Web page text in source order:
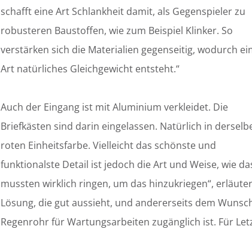
schafft eine Art Schlankheit damit, als Gegenspieler zu
robusteren Baustoffen, wie zum Beispiel Klinker. So
verstärken sich die Materialien gegenseitig, wodurch
Art natürliches Gleichgewicht entsteht.“
Auch der Eingang ist mit Aluminium verkleidet. Die
Briefkästen sind darin eingelassen. Natürlich in
roten Einheitsfarbe. Vielleicht das schönste und
funktionalste Detail ist jedoch die Art und Weise, wie
mussten wirklich ringen, um das hinzukriegen“,
Lösung, die gut aussieht, und andererseits dem
Regenrohr für Wartungsarbeiten zugänglich ist. Für